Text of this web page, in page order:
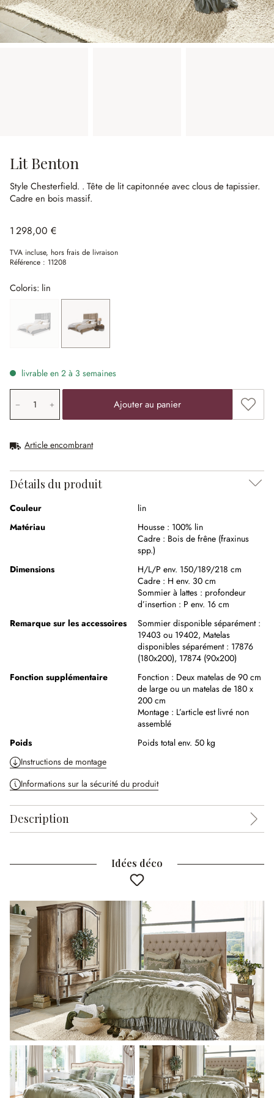
Lit Benton
Style Chesterfield. . Tête de lit capitonnée avec clous de tapissier.
Cadre en bois massif.
1 298,00 €
TVA incluse, hors frais de livraison
Référence : 11208
Coloris: lin
gris
(Cette option n'est pas disponible actuellement.)
lin
livrable en 2 à 3 semaines
Quantité de produit: saisissez la valeur souhaitée ou
Ajouter au panier
Article encombrant
Détails du produit
Couleur
lin
Matériau
Housse : 100% lin
Cadre : Bois de frêne (fraxinus
spp.)
Dimensions
H/L/P env. 150/189/218 cm
Cadre : H env. 30 cm
Sommier à lattes : profondeur
d’insertion : P env. 16 cm
Remarque sur les accessoires
Sommier disponible séparément :
19403 ou 19402, Matelas
disponibles séparément : 17876
(180x200), 17874 (90x200)
Fonction supplémentaire
Fonction : Deux matelas de 90 cm
de large ou un matelas de 180 x
200 cm
Montage : L’article est livré non
assemblé
Poids
Poids total env. 50 kg
Instructions de montage
Informations sur la sécurité du produit
Description
Idées déco